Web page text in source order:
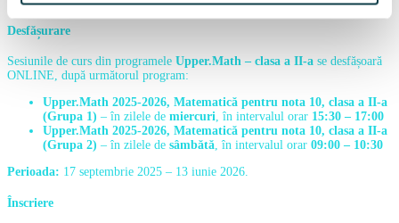
Desfășurare
Sesiunile de curs din programele Upper.Math – clasa a II-a se desfășoară
ONLINE, după următorul program:
Upper.Math 2025-2026, Matematică pentru nota 10, clasa a II-a
(Grupa 1) – în zilele de miercuri, în intervalul orar 15:30 – 17:00
Upper.Math 2025-2026, Matematică pentru nota 10, clasa a II-a
(Grupa 2) – în zilele de sâmbătă, în intervalul orar 09:00 – 10:30
Perioada: 17 septembrie 2025 – 13 iunie 2026.
Înscriere